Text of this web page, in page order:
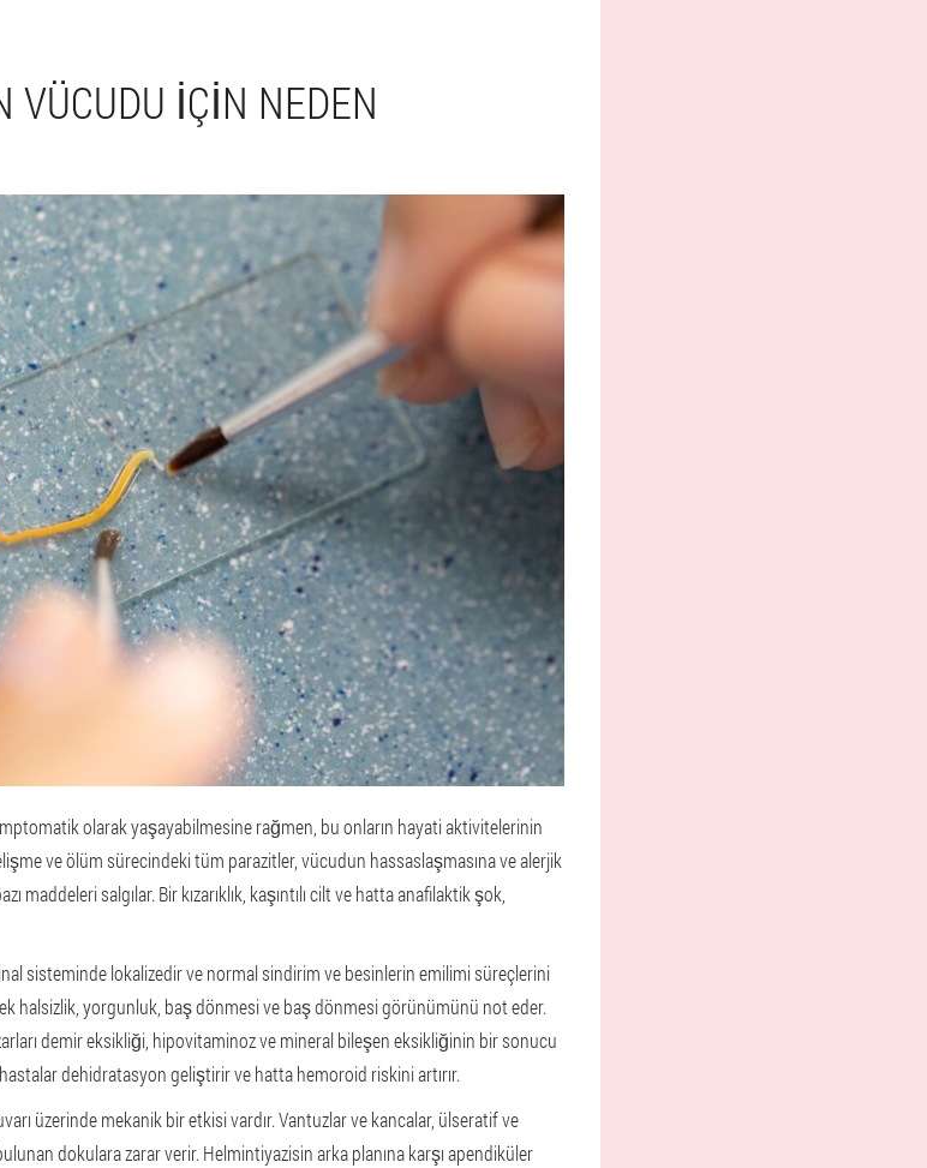
VÜCUDU IÇIN NEDEN
olarak yaşayabilmesine rağmen, bu onların hayati aktivitelerinin
ve ölüm sürecindeki tüm parazitler, vücudun hassaslaşmasına ve alerjik
maddeleri salgılar. Bir kızarıklık, kaşıntılı cilt ve hatta anafilaktik şok,
sisteminde lokalizedir ve normal sindirim ve besinlerin emilimi süreçlerini
halsizlik, yorgunluk, baş dönmesi ve baş dönmesi görünümünü not eder.
demir eksikliği, hipovitaminoz ve mineral bileşen eksikliğinin bir sonucu
dehidratasyon geliştirir ve hatta hemoroid riskini artırır.
üzerinde mekanik bir etkisi vardır. Vantuzlar ve kancalar, ülseratif ve
dokulara zarar verir. Helmintiyazisin arka planına karşı apendiküler